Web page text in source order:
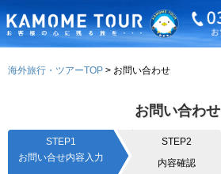
海外旅行・ツアーTOP お問い合わせ
お問い合わせ
STEP1
お問い合せ内容入力
STEP2
内容確認